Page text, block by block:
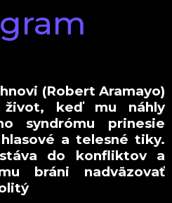
(Robert Aramayo)
život, keď mu náhly
syndrómu prinesie
a telesné tiky.
do konfliktov a
bráni nadväzovať